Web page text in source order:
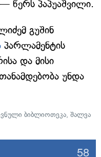
წერს პაპუაშვილი.
გუშინ
პარლამენტის
და მისი
უნდა
ბიბლიოთეკა, შალვა
58